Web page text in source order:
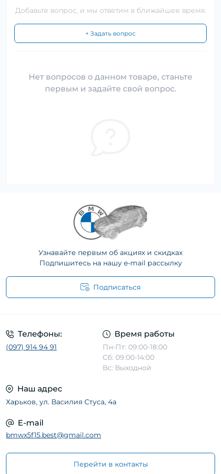
Добавьте вопрос, и мы ответим в ближайшее время.
+ Задать вопрос
Нет вопросов о данном товаре, станьте
первым и задайте свой вопрос.
Узнавайте первым об акциях и скидках
Подпишитесь на нашу e-mail рассылку
Подписаться
Телефоны:
(097) 914 94 91
Время работы
Пн-Пт: 09:00-18:00
Сб: 09:00-14:00
Вс: Выходной
Наш адрес
Харьков, ул. Василия Стуса, 4а
E-mail
bmwx5f15.best@gmail.com
Перейти в контакты